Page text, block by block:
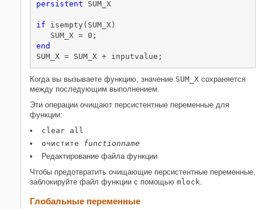
persistent SUM_X
if isempty(SUM_X)
end
SUM_X = SUM_X + inputvalue;
Когда вы вызываете функцию, значение SUM_X сохраняется
между последующим выполнением.
Эти операции очищают персистентные переменные для
функции:
clear all
очистите functionname
Редактирование файла функции
Чтобы предотвратить очищающие персистентные переменные,
заблокируйте файл функции с помощью mlock.
Глобальные переменные